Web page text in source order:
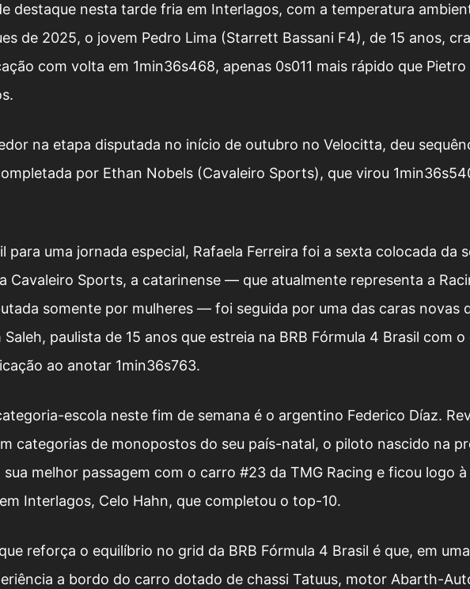
destaque nesta tarde fria em Interlagos, com a temperatura
de 2025, o jovem Pedro Lima (Starrett Bassani F4), de 15 anos,
com volta em 1min36s468, apenas 0s011 mais rápido que Pietro
na etapa disputada no início de outubro no Velocitta, deu
por Ethan Nobels (Cavaleiro Sports), que virou
para uma jornada especial, Rafaela Ferreira foi a sexta colocada da
Cavaleiro Sports, a catarinense — que atualmente representa a
somente por mulheres — foi seguida por uma das caras novas
paulista de 15 anos que estreia na BRB Fórmula 4 Brasil com
ao anotar 1min36s763.
escola neste fim de semana é o argentino Federico Díaz.
categorias de monopostos do seu país-natal, o piloto nascido na
melhor passagem com o carro #23 da TMG Racing e ficou logo
Interlagos, Celo Hahn, que completou o top-10.
reforça o equilíbrio no grid da BRB Fórmula 4 Brasil é que, em
a bordo do carro dotado de chassi Tatuus, motor Abarth-